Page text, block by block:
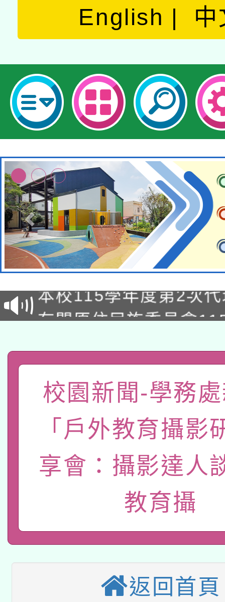
English 中
本校115學年度第1次
第3次招考甄選結果公
本校115學年度第2次
次招考甄選結果公告(
有關原住民族委員會
一案。
答一案
有關本府115年70歲以
人員健康講座「吃得安
心」，鼓勵退休同仁踴
本校115學年度第2次
招甄選結果公告(無人
適應運動共學行動站研
本館辦理115年度閱讀
暨閱讀推動專業研習
科技賦能─人工智慧
A3數位素養講師名單
本校115學年度第1次
第3次招考甄選結果公
次招考甄選結果公告(
有關原住民族委員會
公告之原住民族歲時祭
兒童少年暑期犯罪預防
校園新聞-學務
「戶外教育攝影
享會：攝影達人
教育攝
返回首頁